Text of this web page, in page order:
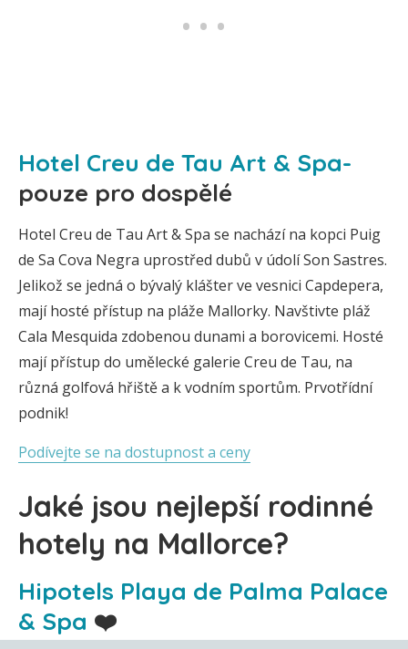
Hotel Creu de Tau Art & Spa-
pouze pro dospělé
Hotel Creu de Tau Art & Spa se nachází na kopci Puig
de Sa Cova Negra uprostřed dubů v údolí Son Sastres.
Jelikož se jedná o bývalý klášter ve vesnici Capdepera,
mají hosté přístup na pláže Mallorky. Navštivte pláž
Cala Mesquida zdobenou dunami a borovicemi. Hosté
mají přístup do umělecké galerie Creu de Tau, na
různá golfová hřiště a k vodním sportům. Prvotřídní
podnik!
Podívejte se na dostupnost a ceny
Jaké jsou nejlepší rodinné
hotely na Mallorce?
Hipotels Playa de Palma Palace
& Spa ❤️